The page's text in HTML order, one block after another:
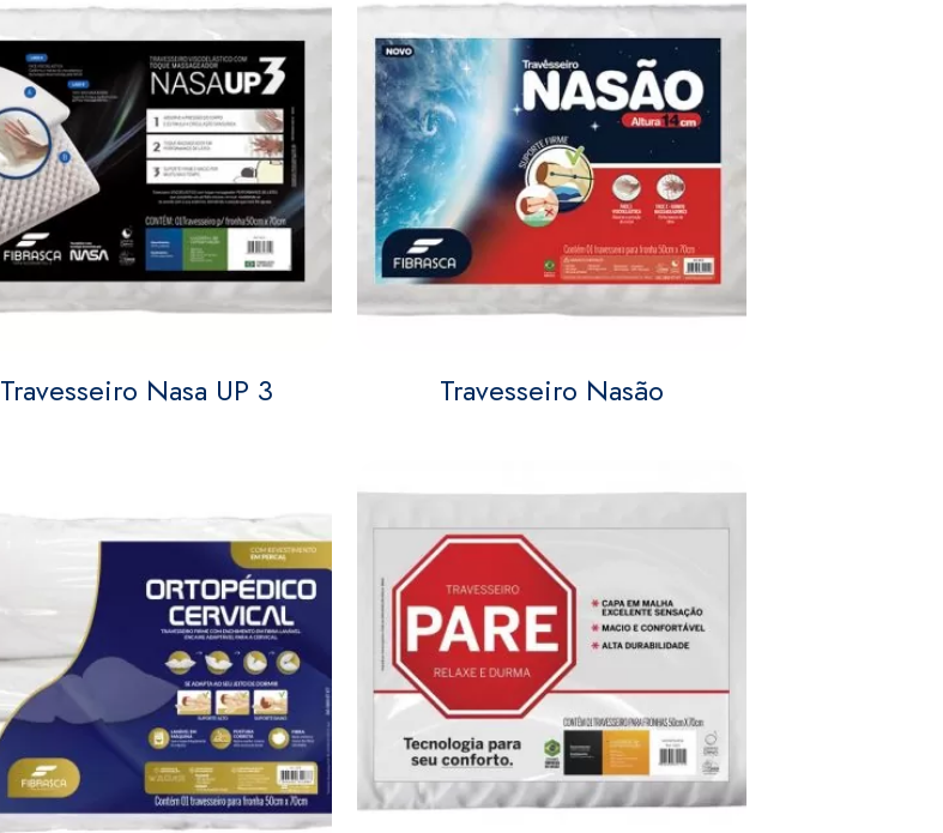
Travesseiro Nasa UP 3 Travesseiro Nasão